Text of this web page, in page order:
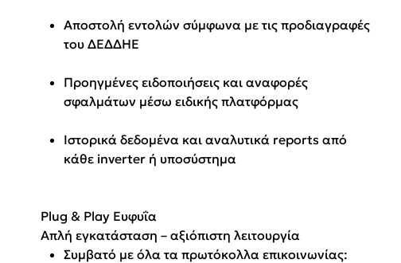
Αποστολή εντολών σύμφωνα με τις προδιαγραφές
του ΔΕΔΔΗΕ
Προηγμένες ειδοποιήσεις και αναφορές
σφαλμάτων μέσω ειδικής πλατφόρμας
Ιστορικά δεδομένα και αναλυτικά reports από
κάθε inverter ή υποσύστημα
Plug & Play Ευφυΐα
Απλή εγκατάσταση – αξιόπιστη λειτουργία
Συμβατό με όλα τα πρωτόκολλα επικοινωνίας: